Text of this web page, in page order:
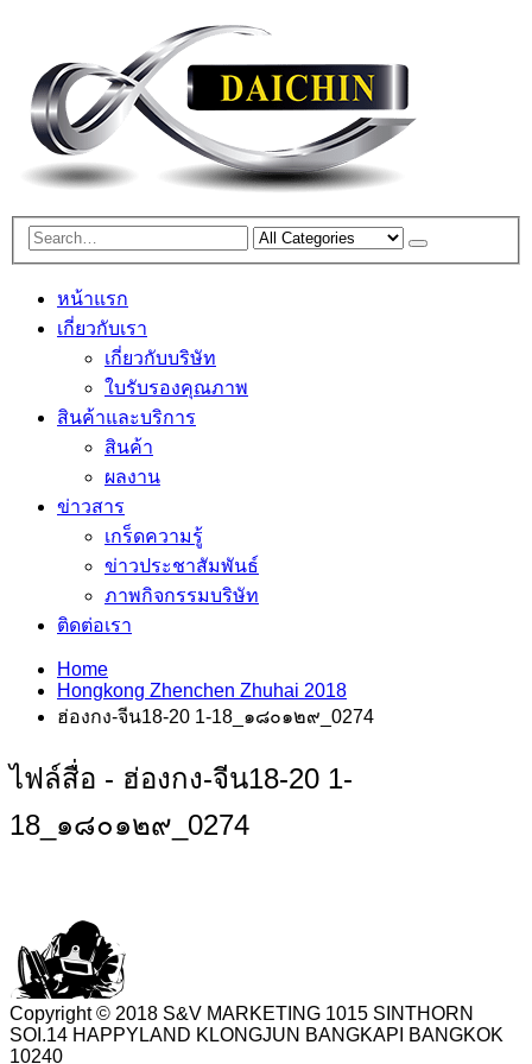
หน้าแรก
เกี่ยวกับเรา
เกี่ยวกับบริษัท
ใบรับรองคุณภาพ
สินค้าและบริการ
สินค้า
ผลงาน
ข่าวสาร
เกร็ดความรู้
ข่าวประชาสัมพันธ์
ภาพกิจกรรมบริษัท
ติดต่อเรา
Home
Hongkong Zhenchen Zhuhai 2018
ฮ่องกง-จีน18-20 1-18_๑๘๐๑๒๙_0274
ไฟล์สื่อ - ฮ่องกง-จีน18-20 1-
18_๑๘๐๑๒๙_0274
Copyright © 2018 S&V MARKETING 1015 SINTHORN
SOI.14 HAPPYLAND KLONGJUN BANGKAPI BANGKOK
10240